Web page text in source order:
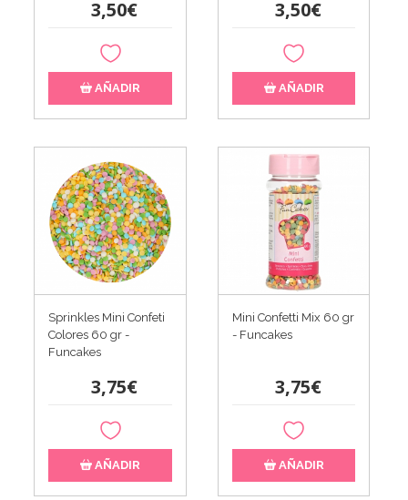
3,50€
AÑADIR
3,50€
AÑADIR
Sprinkles Mini Confeti
Colores 60 gr -
Funcakes
3,75€
AÑADIR
Mini Confetti Mix 60 gr
- Funcakes
3,75€
AÑADIR